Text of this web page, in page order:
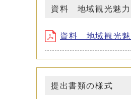
資料 地域観光魅
資料 地域観光魅
提出書類の様式